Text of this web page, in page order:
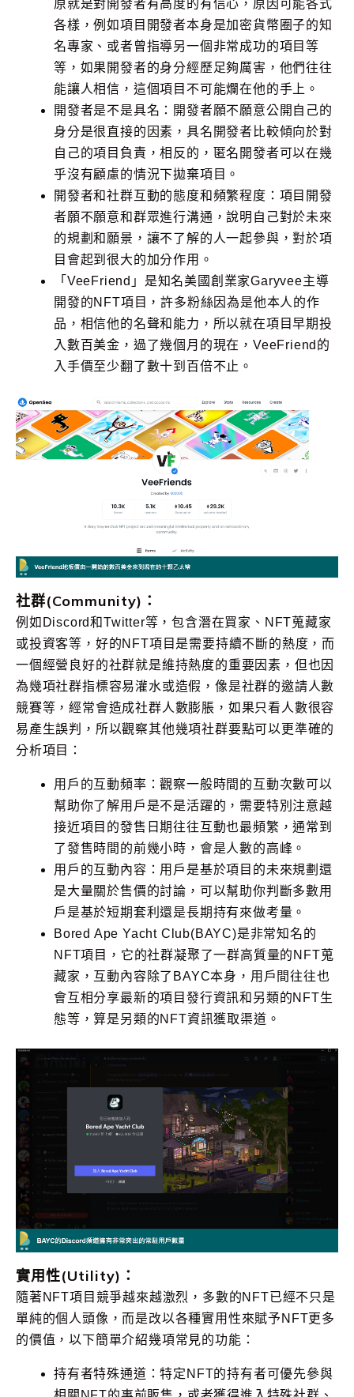
原就是對開發者有高度的有信心，原因可能各式
各樣，例如項目開發者本身是加密貨幣圈子的知
名專家、或者曾指導另一個非常成功的項目等
等，如果開發者的身分經歷足夠厲害，他們往往
能讓人相信，這個項目不可能爛在他的手上。
開發者是不是具名：開發者願不願意公開自己的
身分是很直接的因素，具名開發者比較傾向於對
自己的項目負責，相反的，匿名開發者可以在幾
乎沒有顧慮的情況下拋棄項目。
開發者和社群互動的態度和頻繁程度：項目開發
者願不願意和群眾進行溝通，說明自己對於未來
的規劃和願景，讓不了解的人一起參與，對於項
目會起到很大的加分作用。
「VeeFriend」是知名美國創業家Garyvee主導
開發的NFT項目，許多粉絲因為是他本人的作
品，相信他的名聲和能力，所以就在項目早期投
入數百美金，過了幾個月的現在，VeeFriend的
入手價至少翻了數十到百倍不止。
社群(Community)：
例如Discord和Twitter等，包含潛在買家、NFT蒐藏家
或投資客等，好的NFT項目是需要持續不斷的熱度，而
一個經營良好的社群就是維持熱度的重要因素，但也因
為幾項社群指標容易灌水或造假，像是社群的邀請人數
競賽等，經常會造成社群人數膨脹，如果只看人數很容
易產生誤判，所以觀察其他幾項社群要點可以更準確的
分析項目：
用戶的互動頻率：觀察一般時間的互動次數可以
幫助你了解用戶是不是活躍的，需要特別注意越
接近項目的發售日期往往互動也最頻繁，通常到
了發售時間的前幾小時，會是人數的高峰。
用戶的互動內容：用戶是基於項目的未來規劃還
是大量關於售價的討論，可以幫助你判斷多數用
戶是基於短期套利還是長期持有來做考量。
Bored Ape Yacht Club(BAYC)是非常知名的
NFT項目，它的社群凝聚了一群高質量的NFT蒐
藏家，互動內容除了BAYC本身，用戶間往往也
會互相分享最新的項目發行資訊和另類的NFT生
態等，算是另類的NFT資訊獲取渠道。
實用性(Utility)：
隨著NFT項目競爭越來越激烈，多數的NFT已經不只是
單純的個人頭像，而是改以各種實用性來賦予NFT更多
的價值，以下簡單介紹幾項常見的功能：
持有者特殊通道：特定NFT的持有者可優先參與